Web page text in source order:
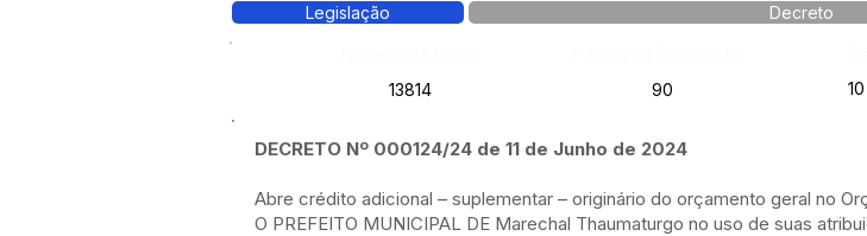
Legislação Decreto
13814
90
DECRETO Nº 000124/24 de 11 de Junho de 2024
Abre crédito adicional – suplementar – originário do orçamento geral no
O PREFEITO MUNICIPAL DE Marechal Thaumaturgo no uso de suas